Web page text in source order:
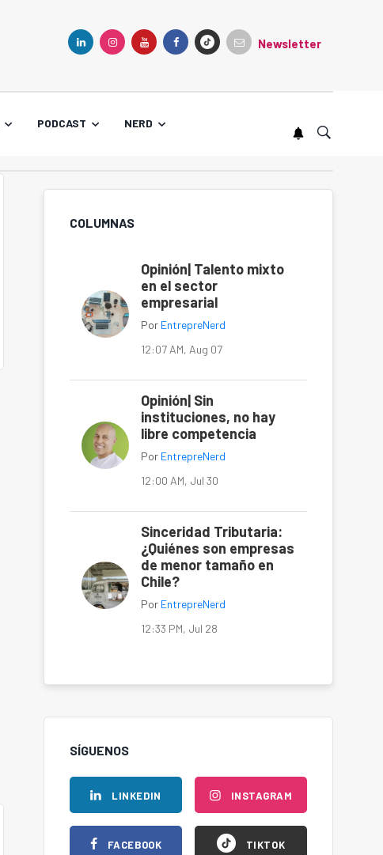
Newsletter
PODCAST NERD
COLUMNAS
Opinión| Talento mixto
en el sector
empresarial
Por EntrepreNerd
12:07 AM, Aug 07
Opinión| Sin
instituciones, no hay
libre competencia
Por EntrepreNerd
12:00 AM, Jul 30
Sinceridad Tributaria:
¿Quiénes son empresas
de menor tamaño en
Chile?
Por EntrepreNerd
12:33 PM, Jul 28
SÍGUENOS
LINKEDIN
FACEBOOK
INSTAGRAM
TIKTOK